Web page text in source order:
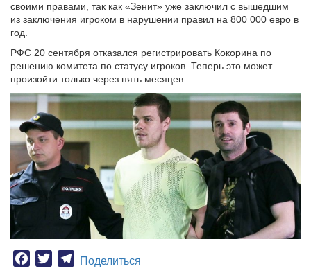
своими правами, так как «Зенит» уже заключил с вышедшим
из заключения игроком в нарушении правил на 800 000 евро в
год.
РФС 20 сентября отказался регистрировать Кокорина по
решению комитета по статусу игроков. Теперь это может
произойти только через пять месяцев.
Facebook
TwitterTelegram
Поделиться